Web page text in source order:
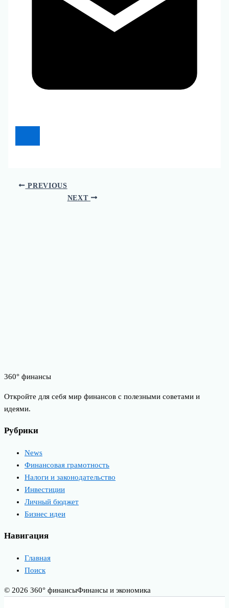
PREVIOUS
NEXT
360° финансы
Откройте для себя мир финансов с полезными советами и
идеями.
Рубрики
News
Финансовая грамотность
Налоги и законодательство
Инвестиции
Личный бюджет
Бизнес идеи
Навигация
Главная
Поиск
© 2026 360° финансыФинансы и экономика